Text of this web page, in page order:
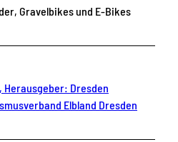
Gravelbikes und E-Bikes
Herausgeber: Dresden
Elbland Dresden